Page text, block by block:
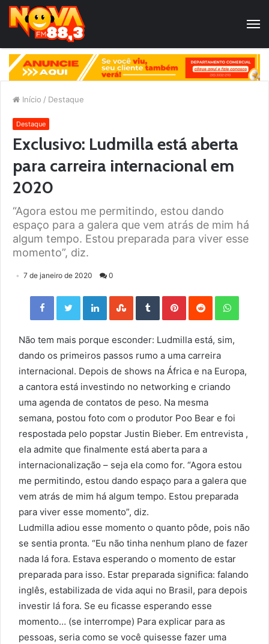
Início / Destaque
Destaque
Exclusivo: Ludmilla está aberta
para carreira internacional em
2020
“Agora estou me permitindo, estou dando
espaço para a galera que vem atrás de mim há
algum tempo. Estou preparada para viver esse
momento”, diz.
7 de janeiro de 2020 0
Facebook Twitter LinkedIn StumbleUpon Tumblr Pinterest Reddit
Não tem mais porque esconder: Ludmilla está, sim,
dando os primeiros passos rumo a uma carreira
internacional. Depois de shows na África e na Europa,
a cantora está investindo no networking e criando
uma agenda de contatos de peso. Na mesma
semana, postou foto com o produtor Poo Bear e foi
respostada pelo popstar Justin Bieber. Em entrevista ,
ela admite que finalmente está aberta para a
internacionalização – seja ela como for. “Agora estou
me permitindo, estou dando espaço para a galera que
vem atrás de mim há algum tempo. Estou preparada
para viver esse momento”, diz.
Ludmilla adiou esse momento o quanto pôde, pois não
se sentia pronta. “Eu não tinha nenhum plano de fazer
nada lá fora. Estava esperando o momento de estar
preparada para isso. Estar preparada significa: falando
inglês, estabilizada de vida aqui no Brasil, para depois
investir lá fora. Se eu ficasse esperando esse
momento… (se interrompe) Para explicar para as
pessoas, seria como se você quisesse fazer uma